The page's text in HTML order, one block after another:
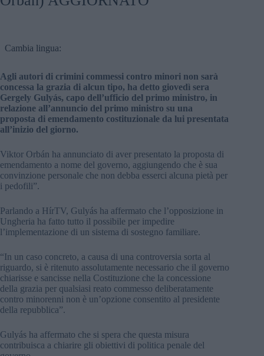
Cambia lingua:
Agli autori di crimini commessi contro minori non sarà
concessa la grazia di alcun tipo, ha detto giovedì sera
Gergely Gulyás, capo dell’ufficio del primo ministro, in
relazione all’annuncio del primo ministro su una
proposta di emendamento costituzionale da lui presentata
all’inizio del giorno.
Viktor Orbán ha annunciato di aver presentato la proposta di
emendamento a nome del governo, aggiungendo che è sua
convinzione personale che non debba esserci alcuna pietà per
i pedofili”.
Parlando a HírTV, Gulyás ha affermato che l’opposizione in
Ungheria ha fatto tutto il possibile per impedire
l’implementazione di un sistema di sostegno familiare.
“In un caso concreto, a causa di una controversia sorta al
riguardo, si è ritenuto assolutamente necessario che il governo
chiarisse e sancisse nella Costituzione che la concessione
della grazia per qualsiasi reato commesso deliberatamente
contro minorenni non è un’opzione consentito al presidente
della repubblica”.
Gulyás ha affermato che si spera che questa misura
contribuisca a chiarire gli obiettivi di politica penale del